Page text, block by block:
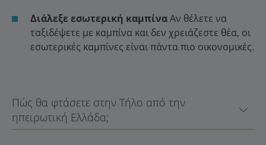
Διάλεξε εσωτερική καμπίναΑν θέλετε να
ταξιδέψετε με καμπίνα και δεν χρειάζεστε θέα, οι
εσωτερικές καμπίνες είναι πάντα πιο οικονομικές.
Πώς θα φτάσετε στην Τήλο από την
ηπειρωτική Ελλάδα;